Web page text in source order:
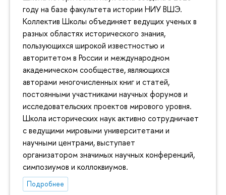
году на базе факультета истории НИУ ВШЭ.
Коллектив Школы объединяет ведущих ученых в
разных областях исторического знания,
пользующихся широкой известностью и
авторитетом в России и международном
академическом сообществе, являющихся
авторами многочисленных книг и статей,
постоянными участниками научных форумов и
исследовательских проектов мирового уровня.
Школа исторических наук активно сотрудничает
с ведущими мировыми университетами и
научными центрами, выступает
организатором значимых научных конференций,
симпозиумов и коллоквиумов.
Подробнее